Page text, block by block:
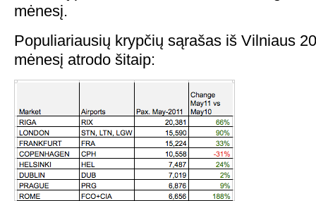
mėnesį.
Populiariausių krypčių sąrašas iš Vilniaus
mėnesį atrodo šitaip: